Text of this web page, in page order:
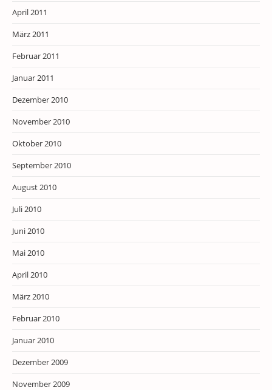
April 2011
März 2011
Februar 2011
Januar 2011
Dezember 2010
November 2010
Oktober 2010
September 2010
August 2010
Juli 2010
Juni 2010
Mai 2010
April 2010
März 2010
Februar 2010
Januar 2010
Dezember 2009
November 2009